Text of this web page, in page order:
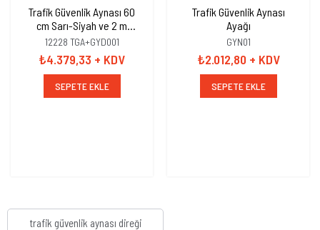
Trafik Güvenlik Aynası 60
cm Sarı-Siyah ve 2 m
Galvaniz Flanşlı Direk Set
12228 TGA+GYD001
₺4.379,33 + KDV
SEPETE EKLE
Trafik Güvenlik Aynası
Ayağı
GYN01
₺2.012,80 + KDV
SEPETE EKLE
trafik güvenlik aynası direği